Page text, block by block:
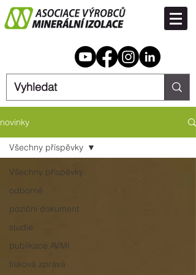
novinky
Všechny příspěvky
odborné
poziční dokument
studie
publikace AVMI
tisková zpráva
Všechny příspěvky